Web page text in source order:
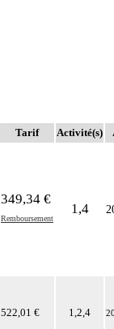
Tarif Activité(s)
349,34 €
Remboursement
1,4
522,01 € 1,2,4